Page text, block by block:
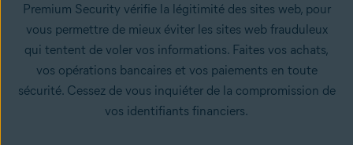
Premium Security vérifie la légitimité des sites web, pour
vous permettre de mieux éviter les sites web frauduleux
qui tentent de voler vos informations. Faites vos achats,
vos opérations bancaires et vos paiements en toute
sécurité. Cessez de vous inquiéter de la compromission de
vos identifiants financiers.